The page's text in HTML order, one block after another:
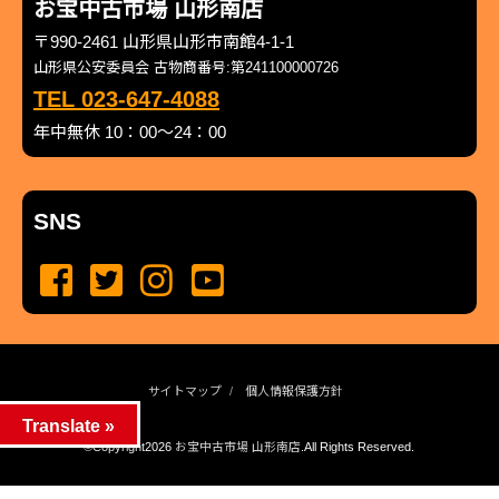
お宝中古市場 山形南店
〒990-2461 山形県山形市南館4-1-1
山形県公安委員会 古物商番号:第241100000726
TEL 023-647-4088
年中無休 10：00～24：00
SNS
サイトマップ 個人情報保護方針
©Copyright2026 お宝中古市場 山形南店 .All Rights Reserved.
Translate »